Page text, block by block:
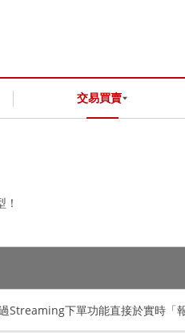
交易買賣
Streaming下單功能直接於實時「